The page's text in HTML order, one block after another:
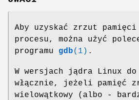
Aby uzyskać zrzut pamięci
procesu, można użyć
programu gdb(1) .
W wersjach jądra Linux
włącznie, jeżeli pamięć
wielowątkowy (albo -